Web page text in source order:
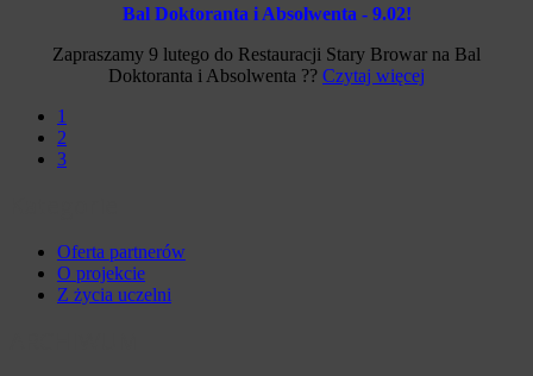
Bal Doktoranta i Absolwenta - 9.02!
Zapraszamy 9 lutego do Restauracji Stary Browar na Bal
Doktoranta i Absolwenta ?? Czytaj więcej
1
2
3
Oferta partnerów
O projekcie
Z życia uczelni